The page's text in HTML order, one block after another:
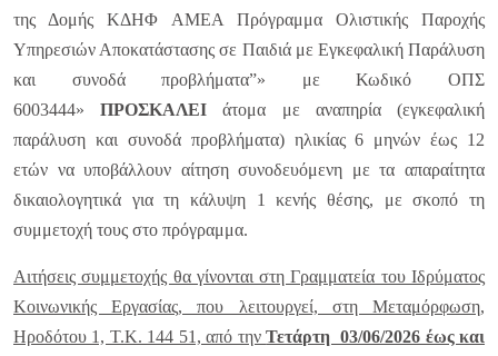
της Δομής ΚΔΗΦ ΑΜΕΑ Πρόγραμμα Ολιστικής Παροχής
Υπηρεσιών Αποκατάστασης σε Παιδιά με Εγκεφαλική Παράλυση
και συνοδά προβλήματα”» με Κωδικό ΟΠΣ
6003444»ΠΡΟΣΚΑΛΕΙ άτομα με αναπηρία (εγκεφαλική
παράλυση και συνοδά προβλήματα) ηλικίας 6 μηνών έως 12
ετών να υποβάλλουν αίτηση συνοδευόμενη με τα απαραίτητα
δικαιολογητικά για τη κάλυψη 1 κενής θέσης, με σκοπό τη
συμμετοχή τους στο πρόγραμμα.
Αιτήσεις συμμετοχής θα γίνονται στη Γραμματεία του Ιδρύματος
Κοινωνικής Εργασίας, που λειτουργεί, στη Μεταμόρφωση,
Ηροδότου 1, Τ.Κ. 144 51, από τηνΤετάρτη 03/06/2026 έως και